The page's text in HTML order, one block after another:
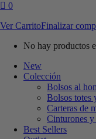
0
Ver CarritoFinalizar
No hay productos
New
Colección
Bolsos al
Bolsos totes
Carteras de
Cinturones y
Best Sellers